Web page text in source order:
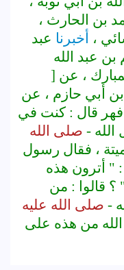
بن الحارث ،
، أخبرنا عبد
عبد الله
، عن [
أبي حازم ، عن
فهر قال : كنت في
- صلى الله
، فقال رسول
" أترون هذه
؟ قالوا : من
- صلى الله عليه
الله من هذه على